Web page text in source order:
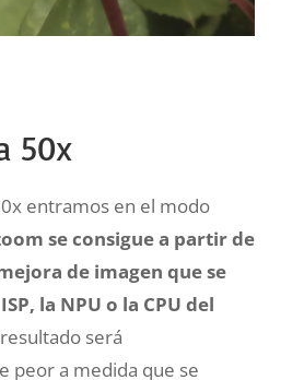
50x
entramos en el modo
se consigue a partir de
de imagen que se
la NPU o la CPU del
resultado será
peor a medida que se